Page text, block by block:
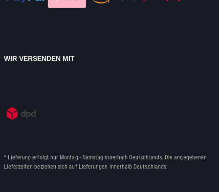
WIR VERSENDEN MIT
* Lieferung erfolgt nur Montag - Samstag innerhalb Deutschlands. Die angegebenen
Lieferzeiten beziehen sich auf Lieferungen innerhalb Deutschlands.